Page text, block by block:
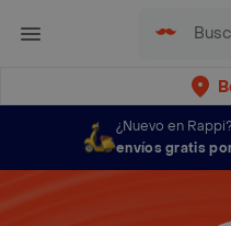
¿Nuevo en Rappi?
envíos gratis